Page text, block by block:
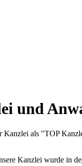
und
Kanzlei als "TOP
Kanzlei wurde in